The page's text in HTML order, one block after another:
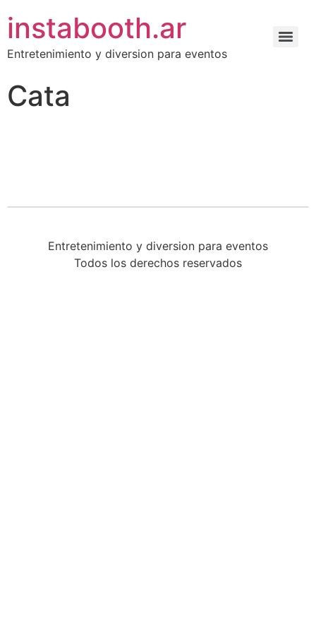
instabooth.ar
Entretenimiento y diversion para eventos
Cata
Entretenimiento y diversion para eventos
Todos los derechos reservados